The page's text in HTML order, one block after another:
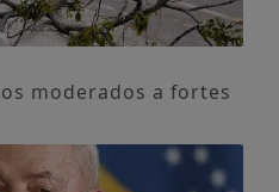
moderados a fortes